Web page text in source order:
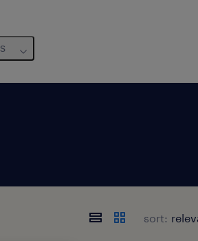
sort: